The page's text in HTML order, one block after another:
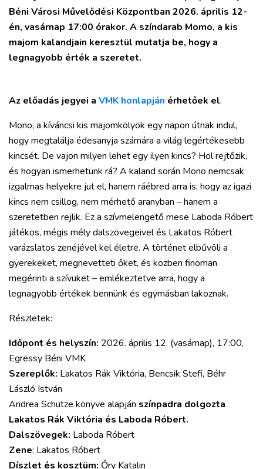
Béni Városi Művelődési Központban 2026. április 12-
én, vasárnap 17:00 órakor. A színdarab Momo, a kis
majom kalandjain keresztül mutatja be, hogy a
legnagyobb érték a szeretet.
Az előadás jegyei a VMK honlapján érhetőek el.
Mono, a kíváncsi kis majomkölyök egy napon útnak indul,
hogy megtalálja édesanyja számára a világ legértékesebb
kincsét. De vajon milyen lehet egy ilyen kincs? Hol rejtőzik,
és hogyan ismerhetünk rá? A kaland során Mono nemcsak
izgalmas helyekre jut el, hanem ráébred arra is, hogy az igazi
kincs nem csillog, nem mérhető aranyban – hanem a
szeretetben rejlik. Ez a szívmelengető mese Laboda Róbert
játékos, mégis mély dalszövegeivel és Lakatos Róbert
varázslatos zenéjével kel életre. A történet elbűvöli a
gyerekeket, megnevetteti őket, és közben finoman
megérinti a szívüket – emlékeztetve arra, hogy a
legnagyobb értékek bennünk és egymásban lakoznak.
Részletek:
Időpont és helyszín: 2026. április 12. (vasárnap), 17:00,
Egressy Béni VMK
Szereplők: Lakatos Rák Viktória, Bencsik Stefi, Béhr
László István
Andrea Schütze könyve alapján színpadra dolgozta
Lakatos Rák Viktória és Laboda Róbert.
Dalszövegek: Laboda Róbert
Zene: Lakatos Róbert
Díszlet és kosztüm: Őry Katalin